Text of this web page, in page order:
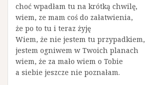
choć wpadłam tu na krótką chwilę,
wiem, ze mam coś do załatwienia,
że po to tu i teraz żyję
Wiem, że nie jestem tu przypadkiem,
jestem ogniwem w Twoich planach
wiem, że za mało wiem o Tobie
a siebie jeszcze nie poznałam.